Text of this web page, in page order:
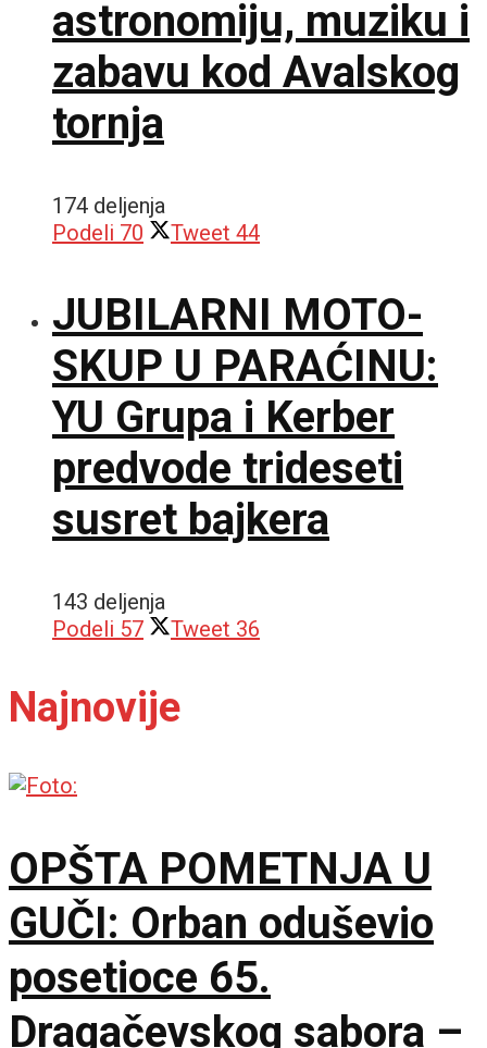
astronomiju, muziku i
zabavu kod Avalskog
tornja
174 deljenja
Podeli 70 Tweet 44
JUBILARNI MOTO-
SKUP U PARAĆINU:
YU Grupa i Kerber
predvode trideseti
susret bajkera
143 deljenja
Podeli 57 Tweet 36
Najnovije
OPŠTA POMETNJA U
GUČI: Orban oduševio
posetioce 65.
Dragačevskog sabora –